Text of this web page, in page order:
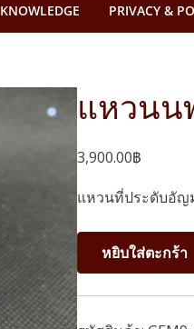
KNOWLEDGE PRIVACY &
แหวนน
3,900.00฿
แหวนที่ประดับอัญ
จำนวน
แหวน
นพเก้า
แบบ
หยิบใส่ตะกร้า